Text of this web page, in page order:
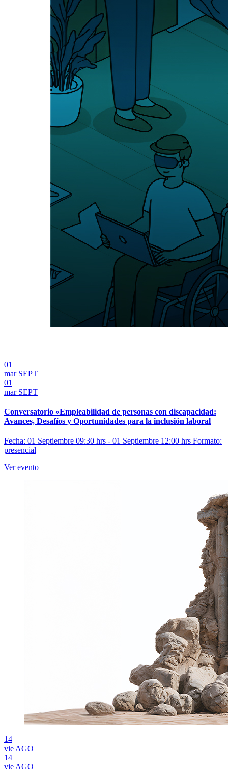
01
mar SEPT
01
mar SEPT
Conversatorio «Empleabilidad de personas con discapacidad:
Avances, Desafíos y Oportunidades para la inclusión laboral
Fecha: 01 Septiembre 09:30 hrs - 01 Septiembre 12:00 hrs Formato:
presencial
Ver evento
14
vie AGO
14
vie AGO